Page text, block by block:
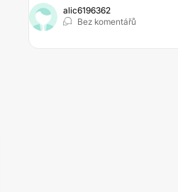
alic6196362
Bez komentářů